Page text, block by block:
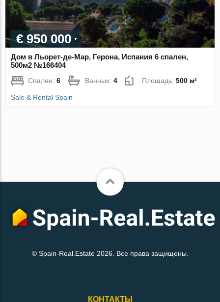
€ 950 000
Дом в Льорет-де-Мар, Герона, Испания 6 спален,
500м2 №166404
Спален:6 Ванных:4 Площадь:500 м²
Sale & Rental Spain
© Spain-Real.Estate 2026. Все права защищены.
КОНТАКТЫ